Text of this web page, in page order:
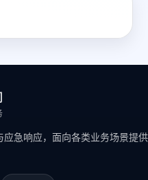
急响应，面向各类业务场景提供